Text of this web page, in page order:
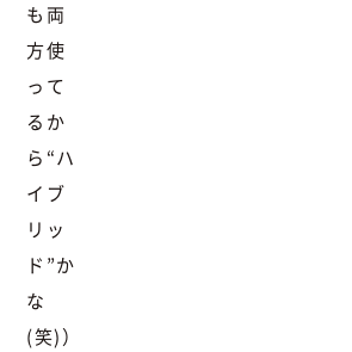
も両
方使
って
るか
ら“ハ
イブ
リッ
ド”か
な
(笑)）